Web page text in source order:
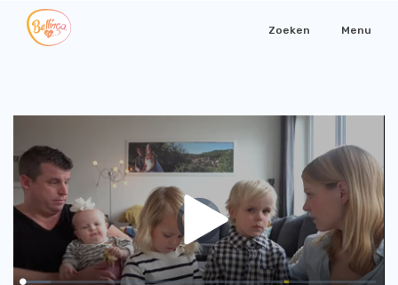
Zoeken Menu